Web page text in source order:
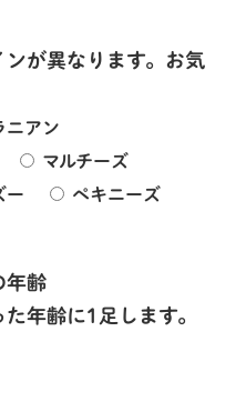
が異なります。お気
ニアン
マルチーズ
ー ペキニーズ
年齢
年齢に1足します。